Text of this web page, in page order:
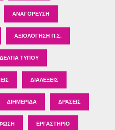
ΑΝΑΓΌΡΕΥΣΗ
ΑΞΙΟΛΌΓΗΣΗ Π.Σ.
ΔΕΛΤΊΑ ΤΎΠΟΥ
ΔΙΑΛΈΞΕΙΣ
ΔΙΗΜΕΡΊΔΑ ΔΡΆΣΕΙΣ
ΕΡΓΑΣΤΉΡΙΟ